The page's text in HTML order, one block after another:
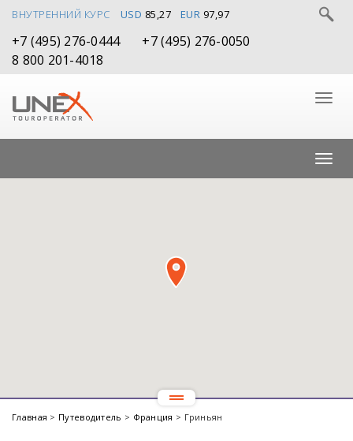
ВНУТРЕННИЙ КУРС USD 85,27 EUR 97,97
+7 (495) 276-0444
+7 (495) 276-0050
8 800 201-4018
Главная > Путеводитель > Франция > Гриньян